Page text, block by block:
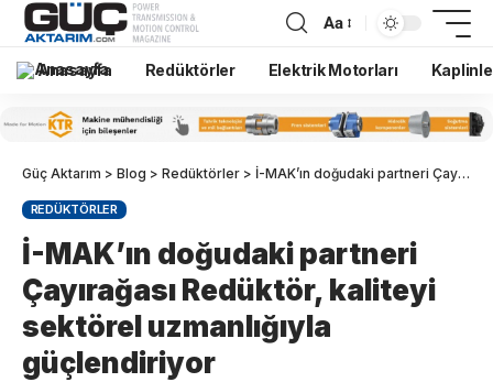
Aa
Anasayfa Redüktörler Elektrik Motorları
Güç Aktarım > Blog > Redüktörler > İ-MAK’ın doğudaki partneri Çayırağası Redüktör, kaliteyi sektörel uzmanlığıyla güçlendiriyor
REDÜKTÖRLER
İ-MAK’ın doğudaki partneri
Çayırağası Redüktör, kaliteyi
sektörel uzmanlığıyla
güçlendiriyor